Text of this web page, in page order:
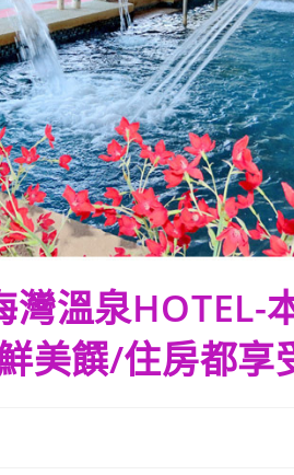
灣溫泉HOTEL-
美饌/住房都享